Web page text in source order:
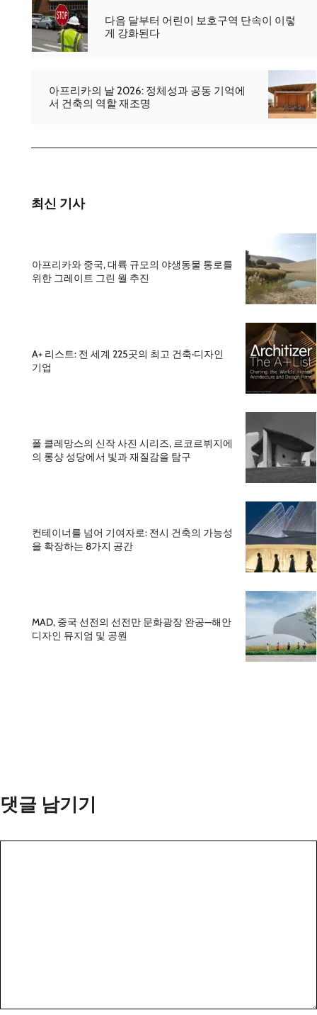
다음 달부터 어린이 보호구역 단속이 이렇
게 강화된다
아프리카의 날 2026: 정체성과 공동 기억에
서 건축의 역할 재조명
최신 기사
아프리카와 중국, 대륙 규모의 야생동물 통로를
위한 그레이트 그린 월 추진
A+ 리스트: 전 세계 225곳의 최고 건축·디자인
기업
폴 클레망스의 신작 사진 시리즈, 르코르뷔지에
의 롱샹 성당에서 빛과 재질감을 탐구
컨테이너를 넘어 기여자로: 전시 건축의 가능성
을 확장하는 8가지 공간
MAD, 중국 선전의 선전만 문화광장 완공—해안
디자인 뮤지엄 및 공원
댓글 남기기